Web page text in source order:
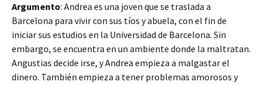
Argumento: Andrea es una joven que se traslada a
Barcelona para vivir con sus tíos y abuela, con el fin de
iniciar sus estudios en la Universidad de Barcelona. Sin
embargo, se encuentra en un ambiente donde la maltratan.
Angustias decide irse, y Andrea empieza a malgastar el
dinero. También empieza a tener problemas amorosos y